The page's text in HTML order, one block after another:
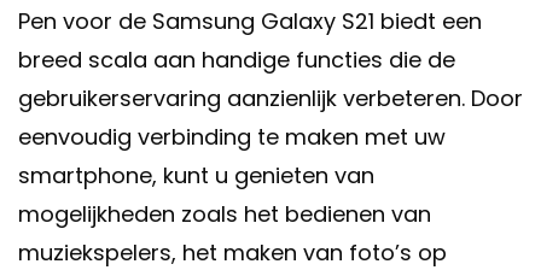
Pen voor de Samsung Galaxy S21 biedt een
breed scala aan handige functies die de
gebruikerservaring aanzienlijk verbeteren. Door
eenvoudig verbinding te maken met uw
smartphone, kunt u genieten van
mogelijkheden zoals het bedienen van
muziekspelers, het maken van foto’s op